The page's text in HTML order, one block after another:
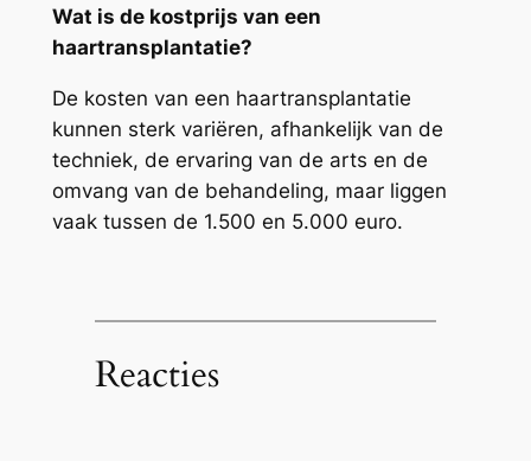
Wat is de kostprijs van een
haartransplantatie?
De kosten van een haartransplantatie
kunnen sterk variëren, afhankelijk van de
techniek, de ervaring van de arts en de
omvang van de behandeling, maar liggen
vaak tussen de 1.500 en 5.000 euro.
Reacties